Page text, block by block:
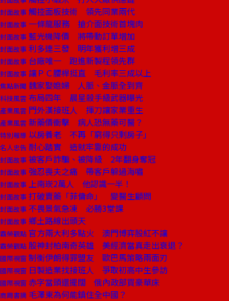
封面故事 觸控面板技術 領先同業兩代
封面故事 一條龍服務 搶介面技術首塊肉
封面故事 藍光機降價 將帶動訂單增加
封面故事 利多連三發 明年獲利增三成
封面故事 台廠唯一 跑進新製程領先群
封面故事 讓ＰＣ腰桿挺直 毛利率三成以上
焦點新聞 魏家娶媳婦 人脈、金脈全到齊
科技風雲 布局四年 晨星殺手級武器曝光
產業風雲 門外漢接班人 揮刀讓家業重生
產業風雲 新藥價衝擊 病人恐無藥可醫？
特別報導 以房養老 不再「窮得只剩房子」
名人忠告 耐心踏實 造就牢靠的成功
封面故事 被客戶詐騙、被降級 2年翻身奪冠
封面故事 強忍喪夫之痛 帶客戶躲過海嘯
封面故事 上南崁2萬人 他認識一半！
封面故事 打破賣藥「菲傭命」 變醫生顧問
封面故事 不畏景氣急凍 必勝3堂課
封面故事 鄉土路線出頭天
霸榮觀點 官方兩大利多點火 澳門博弈股紅不讓
霸榮觀點 股神封柏南奇英雄 美經濟當真走出衰退？
國際視窗 制衡伊朗得罪盟友 歐巴馬策略兩面刃
國際視窗 日製造業找接班人 爭取初高中生參訪
國際視窗 赤字當頭還擺闊 俄內政部買豪華床
商周書摘 毛澤東為何能鎮住全中國？